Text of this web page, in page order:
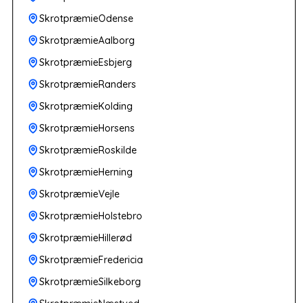
SkrotpræmieOdense
SkrotpræmieAalborg
SkrotpræmieEsbjerg
SkrotpræmieRanders
SkrotpræmieKolding
SkrotpræmieHorsens
SkrotpræmieRoskilde
SkrotpræmieHerning
SkrotpræmieVejle
SkrotpræmieHolstebro
SkrotpræmieHillerød
SkrotpræmieFredericia
SkrotpræmieSilkeborg